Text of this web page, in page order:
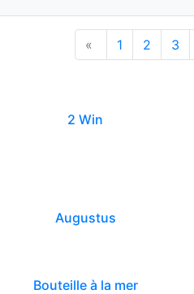
« 1 2 3
2 Win
Augustus
Bouteille à la mer